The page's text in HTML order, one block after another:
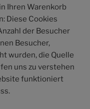
Ihren Warenkorb
Diese Cookies
der Besucher
Besucher,
wurden, die Quelle
uns zu verstehen
funktioniert